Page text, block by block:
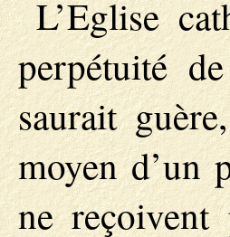
L’Eglise
perpétuité
saurait
moyen d’un
ne